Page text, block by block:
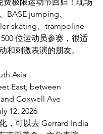
BASE jumping、
skating、trampoline
位运动员参赛，很适
和刺激表演的朋友。
Asia
East, between
Coxwell Ave
12, 2026
，可以去 Gerrard India